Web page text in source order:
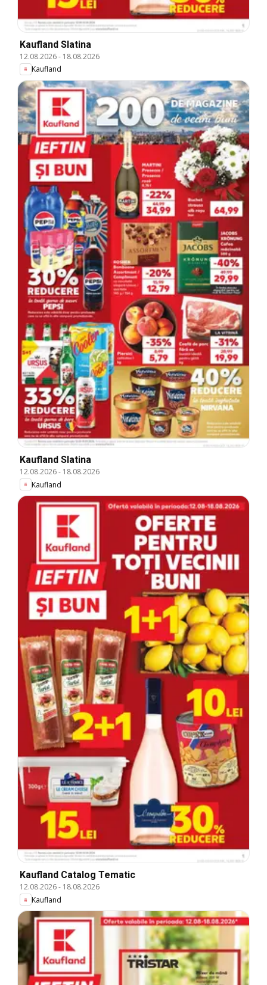
Kaufland Slatina
12.08.2026- 18.08.2026
Kaufland
Kaufland Slatina
12.08.2026- 18.08.2026
Kaufland
Kaufland Catalog Tematic
12.08.2026- 18.08.2026
Kaufland